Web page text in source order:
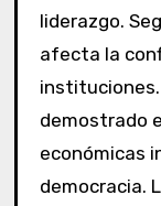
liderazgo.
afecta la
instituciones.
demostrado
económicas
democracia.